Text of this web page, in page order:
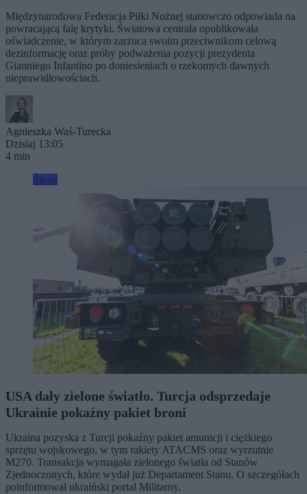
Międzynarodowa Federacja Piłki Nożnej stanowczo odpowiada na
powracającą falę krytyki. Światowa centrala opublikowała
oświadczenie, w którym zarzuca swoim przeciwnikom celową
dezinformację oraz próby podważenia pozycji prezydenta
Gianniego Infantino po doniesieniach o rzekomych dawnych
nieprawidłowościach.
Agnieszka Waś-Turecka
Dzisiaj 13:05
4 min
USA dały zielone światło. Turcja odsprzedaje
Ukrainie pokaźny pakiet broni
Ukraina pozyska z Turcji pokaźny pakiet amunicji i ciężkiego
sprzętu wojskowego, w tym rakiety ATACMS oraz wyrzutnie
M270. Transakcja wymagała zielonego światła od Stanów
Zjednoczonych, które wydał już Departament Stanu. O szczegółach
poinformował ukraiński portal Militarny.